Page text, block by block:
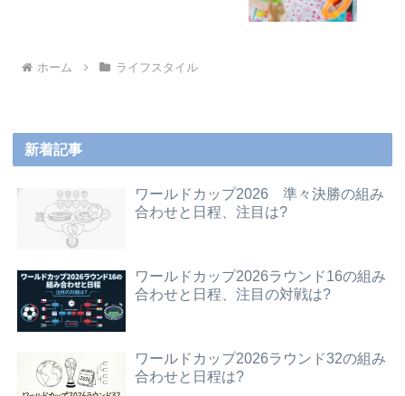
ホーム ライフスタイル
新着記事
ワールドカップ2026 準々決勝の組み
合わせと日程、注目は?
ワールドカップ2026ラウンド16の組み
合わせと日程、注目の対戦は?
ワールドカップ2026ラウンド32の組み
合わせと日程は?